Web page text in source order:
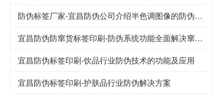
防伪标签厂家-宜昌防伪公司介绍半色调图像的防伪技术
宜昌防伪防窜货标签印刷-防伪系统功能全面解决窜货难题
宜昌防伪标签印刷-饮品行业防伪技术的功能及应用
宜昌防伪标签印刷-护肤品行业防伪解决方案